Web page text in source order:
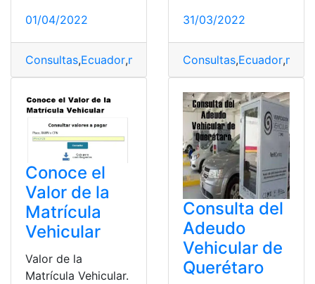
01/04/2022
Consultas,Ecuador,matrícula Requisitos,Vehiculares
31/03/2022
Consultas,Ecuador,
Conoce el
Valor de la
Matrícula
Vehicular
Valor de la
Matrícula Vehicular.
Consulta del
Adeudo
Vehicular de
Querétaro